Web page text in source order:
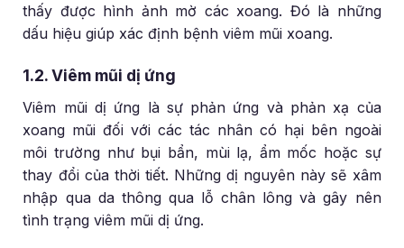
thấy được hình ảnh mờ các xoang. Đó là những
dấu hiệu giúp xác định bệnh viêm mũi xoang.
1.2. Viêm mũi dị ứng
Viêm mũi dị ứng là sự phản ứng và phản xạ của
xoang mũi đối với các tác nhân có hại bên ngoài
môi trường như bụi bẩn, mùi lạ, ẩm mốc hoặc sự
thay đổi của thời tiết. Những dị nguyên này sẽ xâm
nhập qua da thông qua lỗ chân lông và gây nên
tình trạng viêm mũi dị ứng.